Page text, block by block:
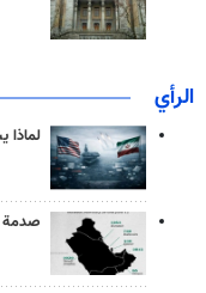
الرأي
لماذا
صدمة